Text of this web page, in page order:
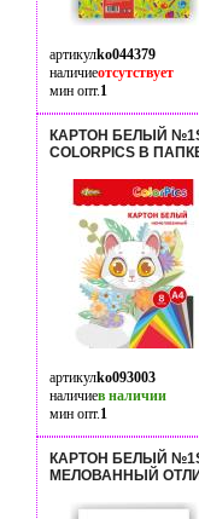
артикулko044379
наличиеотсутствует
мин опт.1
КАРТОН БЕЛЫЙ
COLORPICS В
артикулko093003
наличиев наличии
мин опт.1
КАРТОН БЕЛЫЙ
МЕЛОВАННЫЙ